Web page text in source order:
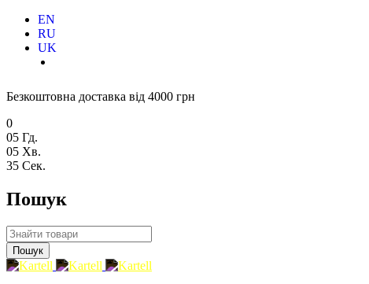
EN
RU
UK
Безкоштовна доставка від 4000 грн
0
05 Гд.
05 Хв.
34 Сек.
Пошук